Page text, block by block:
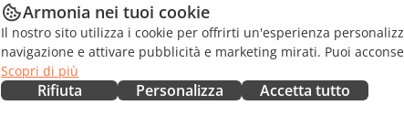
Armonia nei tuoi cookie
Il nostro sito utilizza i cookie per offrirti un'esperienza
navigazione e attivare pubblicità e marketing mirati. Puoi
Scopri di più
Rifiuta Personalizza Accetta tutto